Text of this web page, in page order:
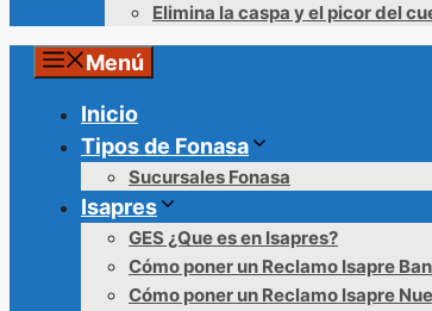
Elimina la caspa y el picor del
Menú
Inicio
Tipos de Fonasa
Sucursales Fonasa
Isapres
GES ¿Que es en Isapres?
Cómo poner un Reclamo Isapre
Cómo poner un Reclamo Isapre